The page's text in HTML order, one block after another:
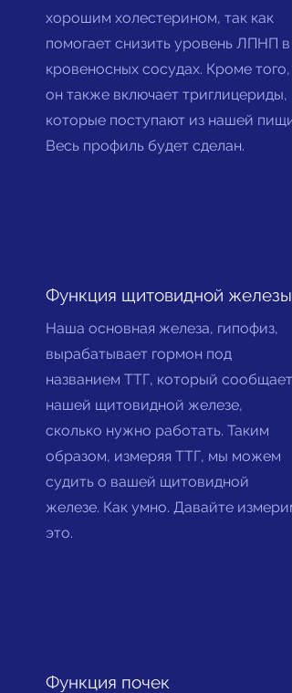
хорошим холестерином, так как
помогает снизить уровень ЛПНП в
кровеносных сосудах. Кроме того,
он также включает триглицериды,
которые поступают из нашей пищи.
Весь профиль будет сделан.
Функция щитовидной железы
Наша основная железа, гипофиз,
вырабатывает гормон под
названием ТТГ, который сообщает
нашей щитовидной железе,
сколько нужно работать. Таким
образом, измеряя ТТГ, мы можем
судить о вашей щитовидной
железе. Как умно. Давайте измерим
это.
Функция почек